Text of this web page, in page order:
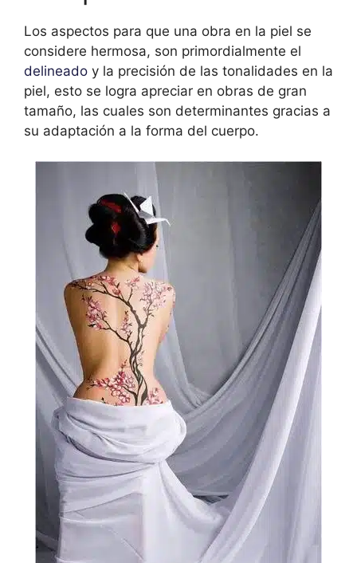
Los aspectos para que una obra en la piel se
considere hermosa, son primordialmente el
delineado y la precisión de las tonalidades en la
piel, esto se logra apreciar en obras de gran
tamaño, las cuales son determinantes gracias a
su adaptación a la forma del cuerpo.